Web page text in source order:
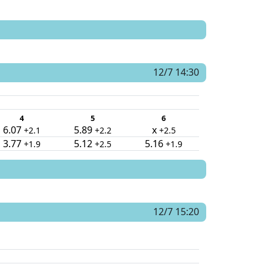
12/7 14:30
4 5 6
6.07 +2.1 5.89 +2.2 x +2.5
3.77 +1.9 5.12 +2.5 5.16 +1.9
12/7 15:20